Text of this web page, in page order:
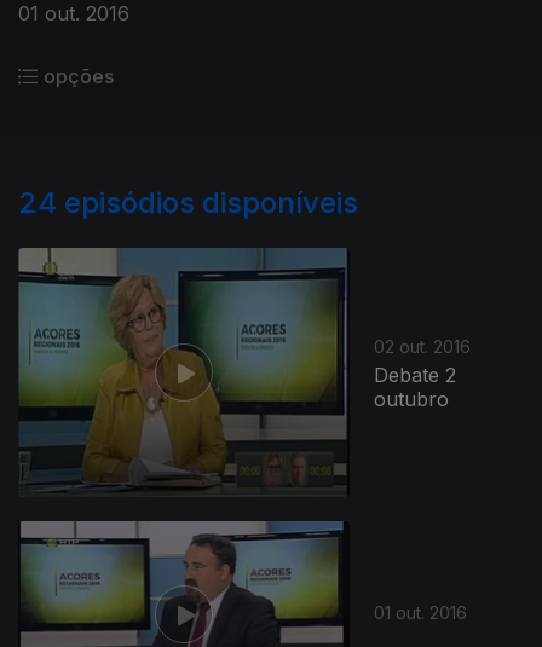
01 out. 2016
opções
24 episódios disponíveis
02 out. 2016
Debate 2
outubro
01 out. 2016